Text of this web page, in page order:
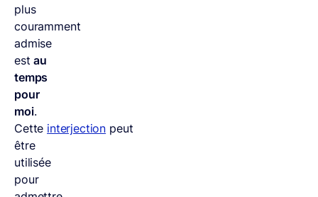
plus
couramment
admise
estau
temps
pour
moi.
Cette interjection peut
être
utilisée
pour